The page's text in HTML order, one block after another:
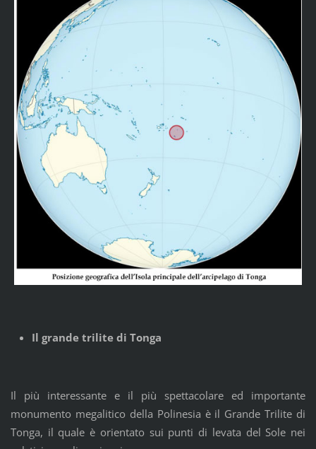
Il grande trilite di Tonga
Il più interessante e il più spettacolare ed importante
monumento megalitico della Polinesia è il Grande Trilite di
Tonga, il quale è orientato sui punti di levata del Sole nei